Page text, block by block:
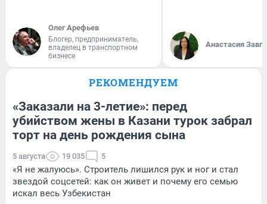
Олег Арефьев
Блогер, предприниматель,
владелец в транспортном
бизнесе
Анастасия
РЕКОМЕНДУЕМ
«Заказали на 3-летие»: перед
убийством жены в Казани турок забрал
торт на день рождения сына
5 августа 19 035 5
«Я не жалуюсь». Строитель лишился рук и ног и стал
звездой соцсетей: как он живет и почему его семью
искал весь Узбекистан